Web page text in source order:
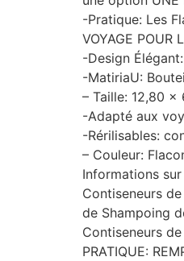
-Pratique: Les
VOYAGE POUR
-Design
-MatiriaU:
– Taille: 12,80
-Adapté aux
-Rérilisables:
– Couleur:
Informations
Contiseneurs
de Shampoing
Contiseneurs
PRATIQUE: